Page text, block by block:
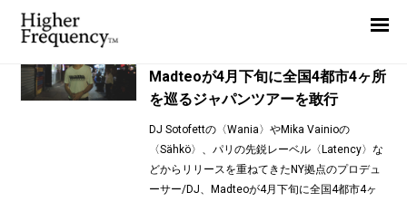
TAG: Latency
Madteoが4月下旬に全国4都市4ヶ所
を巡るジャパンツアーを敢行
DJ Sotofettの〈Wania〉やMika Vainioの
〈Sähkö〉、パリの先鋭レーベル〈Latency〉な
どからリリースを重ねてきたNY拠点のプロデュ
ーサー/DJ、Madteoが4月下旬に全国4都市4ヶ
News
Interview
Highlight
Report